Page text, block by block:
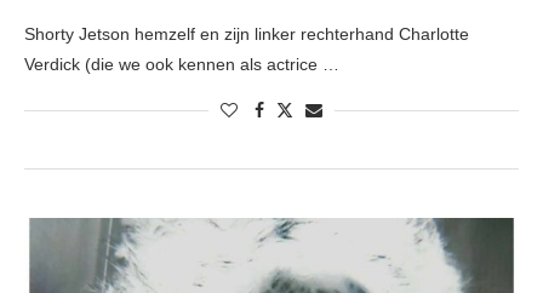
Shorty Jetson hemzelf en zijn linker rechterhand Charlotte
Verdick (die we ook kennen als actrice …